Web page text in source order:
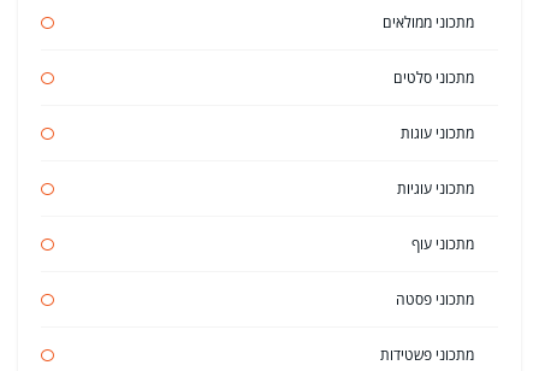
מתכוני ממולאים
מתכוני סלטים
מתכוני עוגות
מתכוני עוגיות
מתכוני עוף
מתכוני פסטה
מתכוני פשטידות